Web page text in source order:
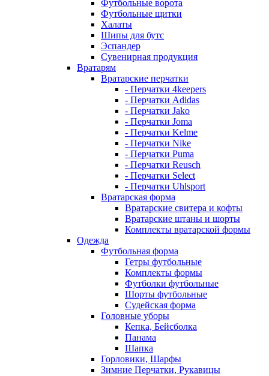
Футбольные ворота
Футбольные щитки
Халаты
Шипы для бутс
Эспандер
Сувенирная продукция
Вратарям
Вратарские перчатки
- Перчатки 4keepers
- Перчатки Adidas
- Перчатки Jako
- Перчатки Joma
- Перчатки Kelme
- Перчатки Nike
- Перчатки Puma
- Перчатки Reusch
- Перчатки Select
- Перчатки Uhlsport
Вратарская форма
Вратарские свитера и кофты
Вратарские штаны и шорты
Комплекты вратарской формы
Одежда
Футбольная форма
Гетры футбольные
Комплекты формы
Футболки футбольные
Шорты футбольные
Судейская форма
Головные уборы
Кепка, Бейсболка
Панама
Шапка
Горловики, Шарфы
Зимние Перчатки, Рукавицы